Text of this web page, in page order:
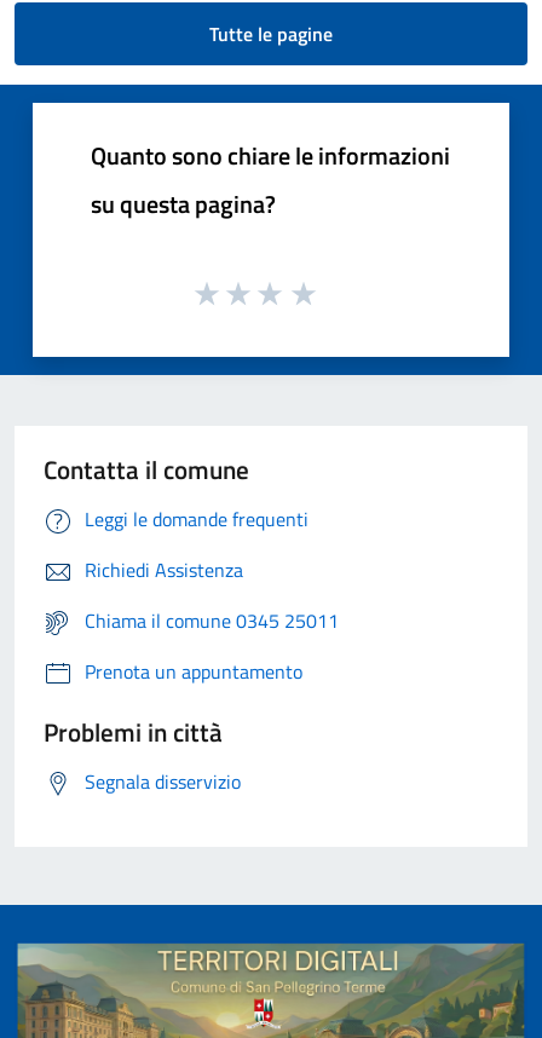
Tutte le pagine
Quanto sono chiare le informazioni
su questa pagina?
Contatta il comune
Leggi le domande frequenti
Richiedi Assistenza
Chiama il comune 0345 25011
Prenota un appuntamento
Problemi in città
Segnala disservizio